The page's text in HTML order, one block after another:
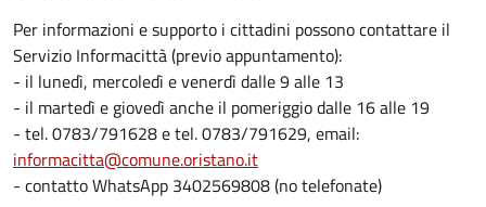
Per informazioni e supporto i cittadini possono contattare il
Servizio Informacittà (previo appuntamento):
- il lunedì, mercoledì e venerdì dalle 9 alle 13
- il martedì e giovedì anche il pomeriggio dalle 16 alle 19
- tel. 0783/791628 e tel. 0783/791629, email:
informacitta@comune.oristano.it
- contatto WhatsApp 3402569808 (no telefonate)